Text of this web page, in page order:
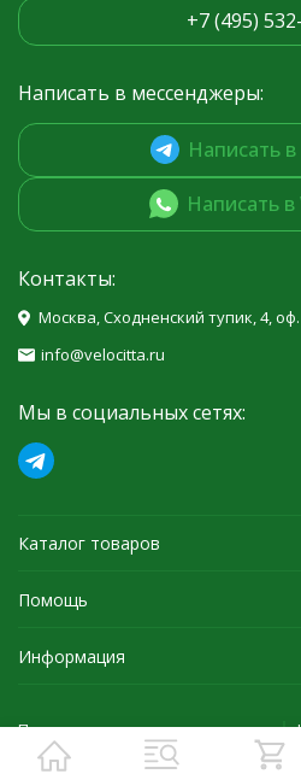
+7 (495)
Написать в мессенджеры:
Написать
Написать
Контакты:
Москва, Сходненский тупик, 4,
info@velocitta.ru
Мы в социальных сетях:
Каталог товаров
Помощь
Информация
Политика персональных данных